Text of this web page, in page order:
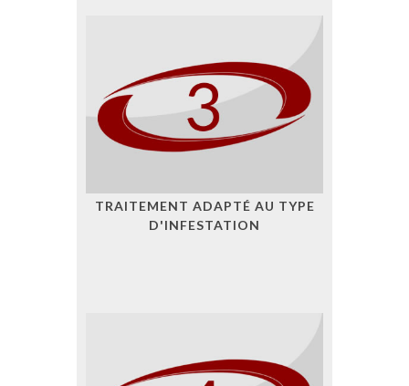
TRAITEMENT ADAPTÉ AU TYPE
D'INFESTATION